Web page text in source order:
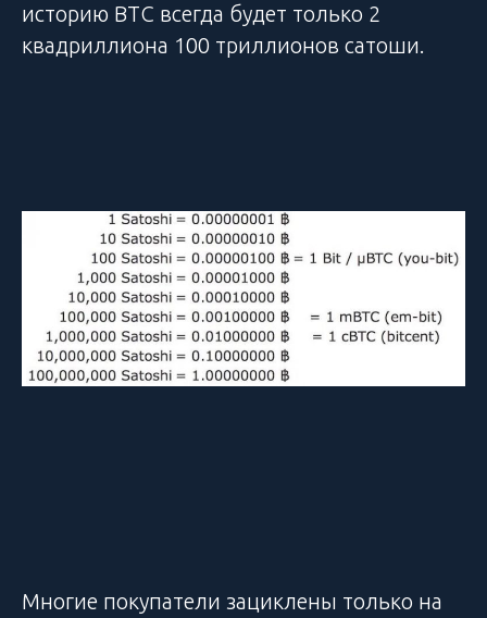
историю BTC всегда будет только 2
квадриллиона 100 триллионов сатоши.
Многие покупатели зациклены только на